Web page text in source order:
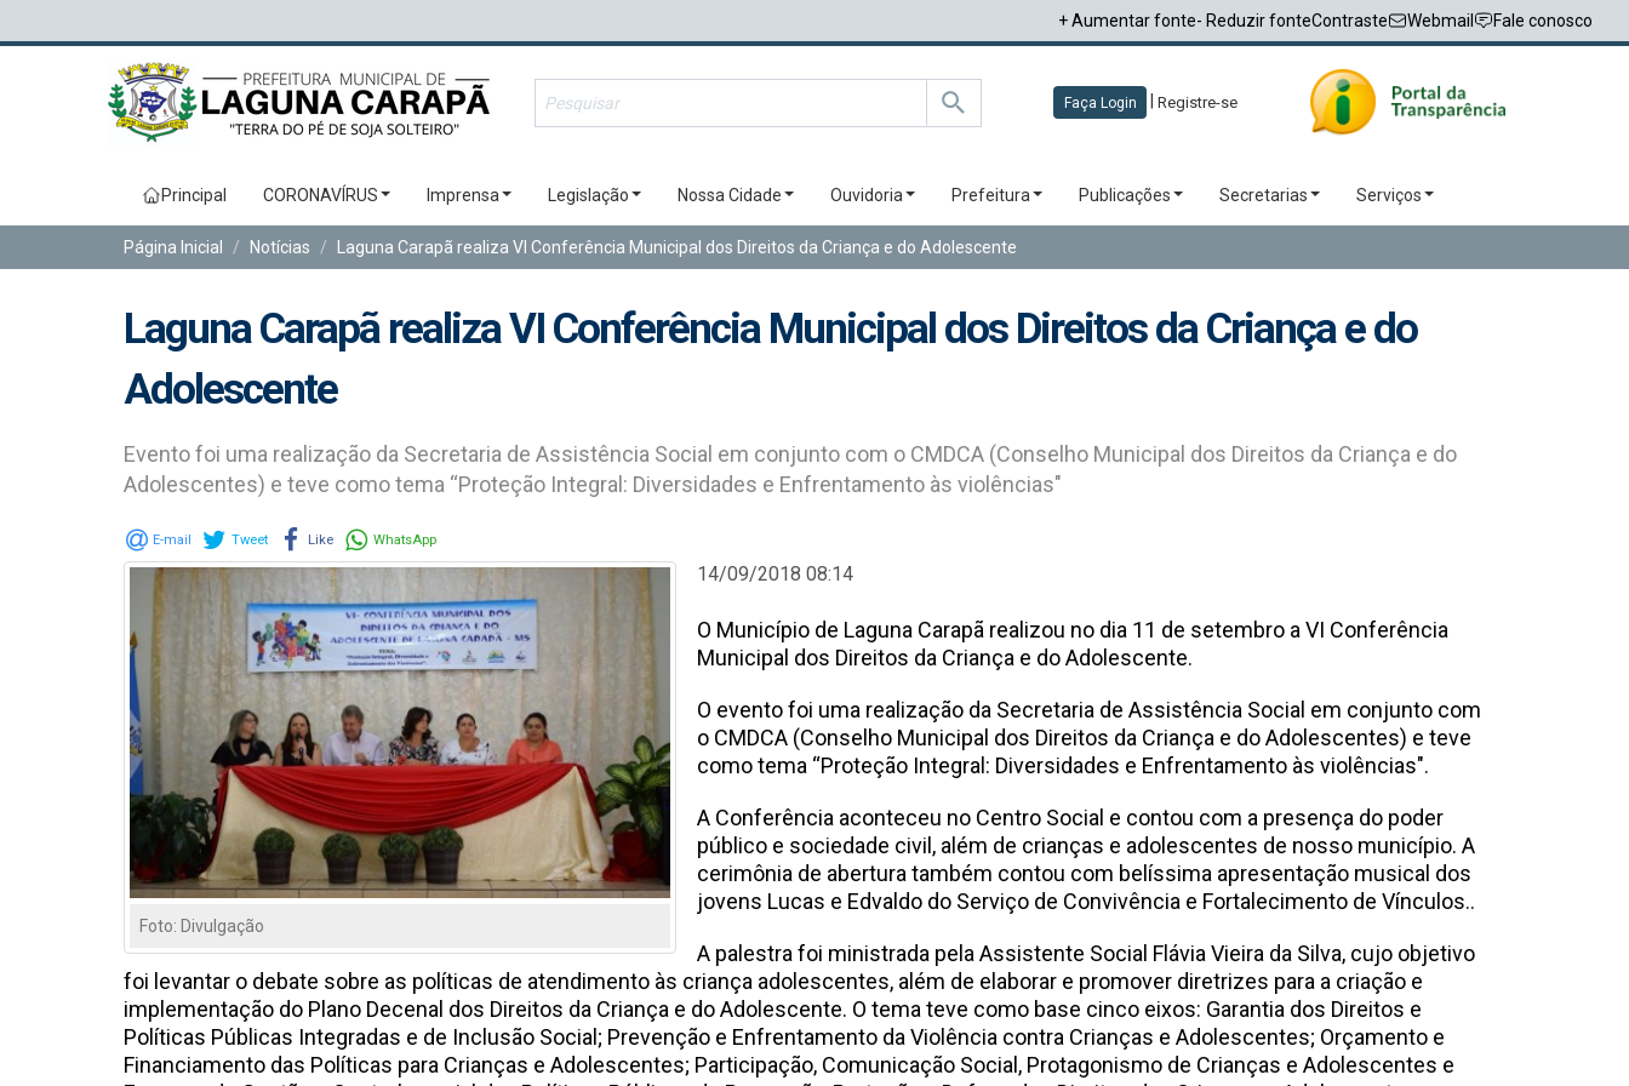
+ Aumentar fonte- Reduzir fonteContraste Webmail Fale conosco
Faça Login Registre-se
Principal CORONAVÍRUS Imprensa Legislação Nossa Cidade Ouvidoria Prefeitura Publicações Secretarias Serviços
Página Inicial Notícias Laguna Carapã realiza VI Conferência Municipal dos Direitos da Criança e do Adolescente
Laguna Carapã realiza VI Conferência Municipal dos Direitos da Criança e do
Adolescente
Evento foi uma realização da Secretaria de Assistência Social em conjunto com o CMDCA (Conselho Municipal dos Direitos da Criança e do
Adolescentes) e teve como tema “Proteção Integral: Diversidades e Enfrentamento às violências"
E-mail Tweet Like WhatsApp
Foto: Divulgação
14/09/2018 08:14
O Município de Laguna Carapã realizou no dia 11 de setembro a VI Conferência
Municipal dos Direitos da Criança e do Adolescente.
O evento foi uma realização da Secretaria de Assistência Social em conjunto com
o CMDCA (Conselho Municipal dos Direitos da Criança e do Adolescentes) e teve
como tema “Proteção Integral: Diversidades e Enfrentamento às violências".
A Conferência aconteceu no Centro Social e contou com a presença do poder
público e sociedade civil, além de crianças e adolescentes de nosso município. A
cerimônia de abertura também contou com belíssima apresentação musical dos
jovens Lucas e Edvaldo do Serviço de Convivência e Fortalecimento de Vínculos..
A palestra foi ministrada pela Assistente Social Flávia Vieira da Silva, cujo objetivo
foi levantar o debate sobre as políticas de atendimento às criança adolescentes, além de elaborar e promover diretrizes para a criação e
implementação do Plano Decenal dos Direitos da Criança e do Adolescente. O tema teve como base cinco eixos: Garantia dos Direitos e
Políticas Públicas Integradas e de Inclusão Social; Prevenção e Enfrentamento da Violência contra Crianças e Adolescentes; Orçamento e
Financiamento das Políticas para Crianças e Adolescentes; Participação, Comunicação Social, Protagonismo de Crianças e Adolescentes e